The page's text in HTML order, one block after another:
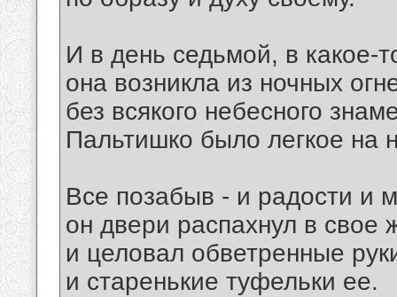
И в день седьмой, в какое-
она возникла из ночных
без всякого небесного
Пальтишко было легкое на
Все позабыв - и радости и
он двери распахнул в свое
и целовал обветренные
и старенькие туфельки ее.